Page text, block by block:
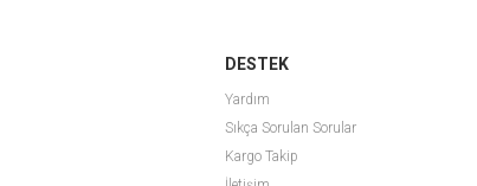
DESTEK
Yardım
Sıkça Sorulan Sorular
Kargo Takip